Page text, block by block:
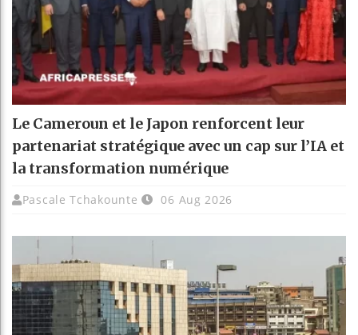
Le Cameroun et le Japon renforcent leur
partenariat stratégique avec un cap sur l’IA et
la transformation numérique
Pascale Tchakounte 06 Aug 2026